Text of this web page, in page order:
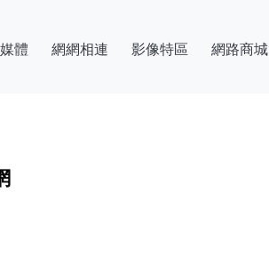
體 網網相連 影像特區 網路商城